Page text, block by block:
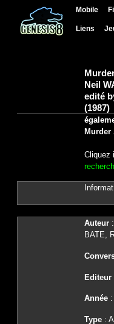
Mobile
Liens
Neil
edité
(1987)
Cliquez
Auteur:
BATE,
Editeur
Année:
Type: